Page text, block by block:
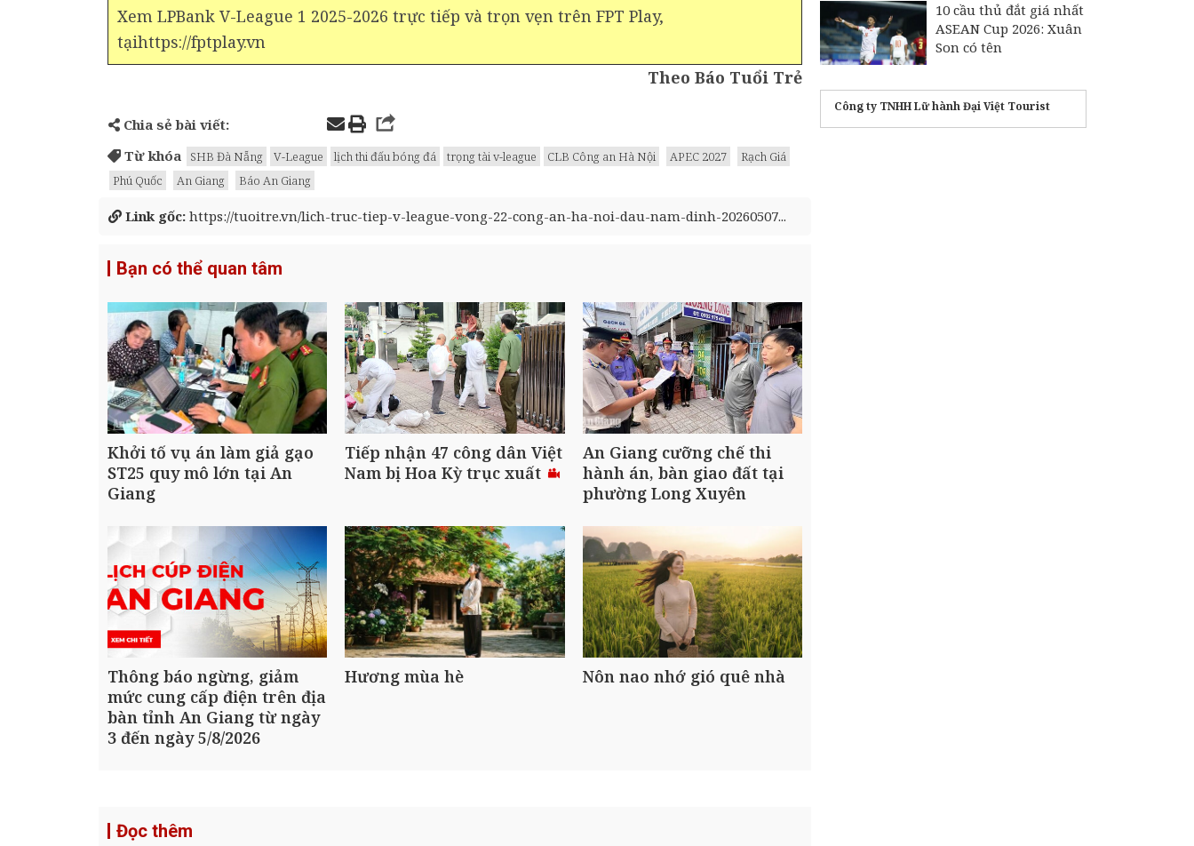
Xem LPBank V-League 1 2025-2026 trực tiếp và trọn vẹn trên FPT Play,
tạihttps://fptplay.vn
Theo Báo Tuổi Trẻ
Chia sẻ bài viết:
Từ khóa
SHB Đà Nẵng V-League lịch thi đấu bóng đá trọng tài v-league CLB Công an Hà Nội APEC 2027
Rạch Giá
Phú Quốc
An Giang Báo An Giang
Link gốc: https://tuoitre.vn/lich-truc-tiep-v-league-vong-22-cong-an-ha-noi-dau-nam-dinh-20260507...
Bạn có thể quan tâm
Khởi tố vụ án làm giả gạo
ST25 quy mô lớn tại An
Giang
Tiếp nhận 47 công dân Việt
Nam bị Hoa Kỳ trục xuất
An Giang cưỡng chế thi
hành án, bàn giao đất tại
phường Long Xuyên
Thông báo ngừng, giảm
mức cung cấp điện trên địa
bàn tỉnh An Giang từ ngày
3 đến ngày 5/8/2026
Hương mùa hè Nôn nao nhớ gió quê nhà
Đọc thêm
10 cầu thủ đắt giá nhất
ASEAN Cup 2026: Xuân
Son có tên
Công ty TNHH Lữ hành Đại Việt Tourist